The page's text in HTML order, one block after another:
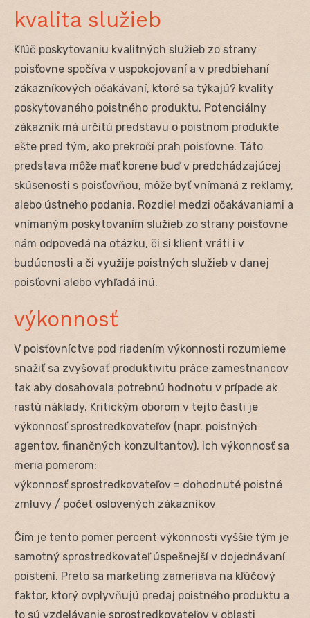
kvalita služieb
Kľúč poskytovaniu kvalitných služieb zo strany
poisťovne spočíva v uspokojovaní a v predbiehaní
zákazníkových očakávaní, ktoré sa týkajú? kvality
poskytovaného poistného produktu. Potenciálny
zákazník má určitú predstavu o poistnom produkte
ešte pred tým, ako prekročí prah poisťovne. Táto
predstava môže mať korene buď v predchádzajúcej
skúsenosti s poisťovňou, môže byť vnímaná z reklamy,
alebo ústneho podania. Rozdiel medzi očakávaniami a
vnímaným poskytovaním služieb zo strany poisťovne
nám odpovedá na otázku, či si klient vráti i v
budúcnosti a či využije poistných služieb v danej
poisťovni alebo vyhľadá inú.
výkonnosť
V poisťovníctve pod riadením výkonnosti rozumieme
snažiť sa zvyšovať produktivitu práce zamestnancov
tak aby dosahovala potrebnú hodnotu v prípade ak
rastú náklady. Kritickým oborom v tejto časti je
výkonnosť sprostredkovateľov (napr. poistných
agentov, finančných konzultantov). Ich výkonnosť sa
meria pomerom:
výkonnosť sprostredkovateľov = dohodnuté poistné
zmluvy / počet oslovených zákazníkov
Čím je tento pomer percent výkonnosti vyššie tým je
samotný sprostredkovateľ úspešnejší v dojednávaní
poistení. Preto sa marketing zameriava na kľúčový
faktor, ktorý ovplyvňujú predaj poistného produktu a
to sú vzdelávanie sprostredkovateľov v oblasti